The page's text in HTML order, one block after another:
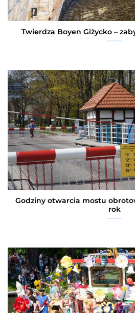
Twierdza Boyen Giżycko –
Godziny otwarcia mostu
rok